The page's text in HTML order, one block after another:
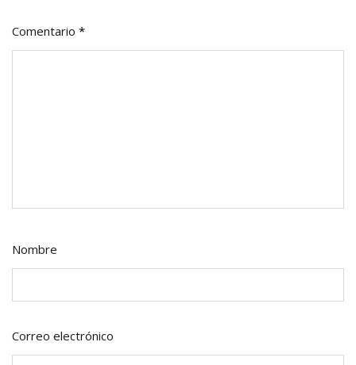
Comentario *
Nombre
Correo electrónico